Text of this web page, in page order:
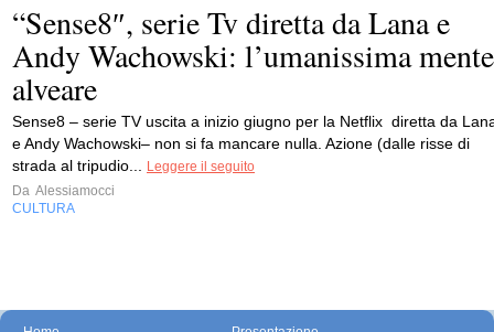
“Sense8″, serie Tv diretta da Lana e
Andy Wachowski: l’umanissima mente
alveare
Sense8 – serie TV uscita a inizio giugno per la Netflix diretta da
e Andy Wachowski– non si fa mancare nulla. Azione (dalle risse di
strada al tripudio...
Leggere il seguito
Da Alessiamocci
CULTURA